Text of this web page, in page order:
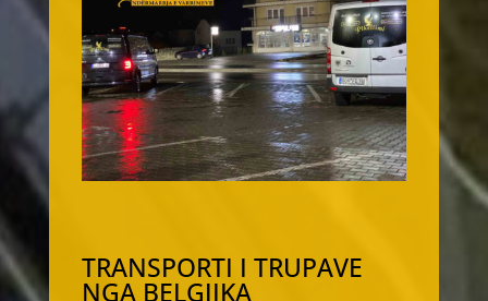
TRANSPORTI I TRUPAVE
NGA BELGJIKA